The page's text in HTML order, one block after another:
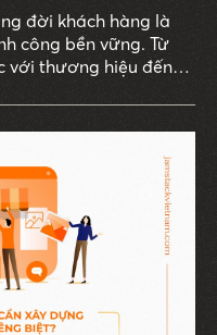
đời khách hàng là
công bền vững. Từ
với thương hiệu đến
lệ chuyển đổi. Do đó,
trong quy trình này
kinh doanh.